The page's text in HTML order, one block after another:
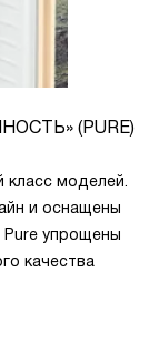
(PURE)
моделей.
и оснащены
упрощены
качества